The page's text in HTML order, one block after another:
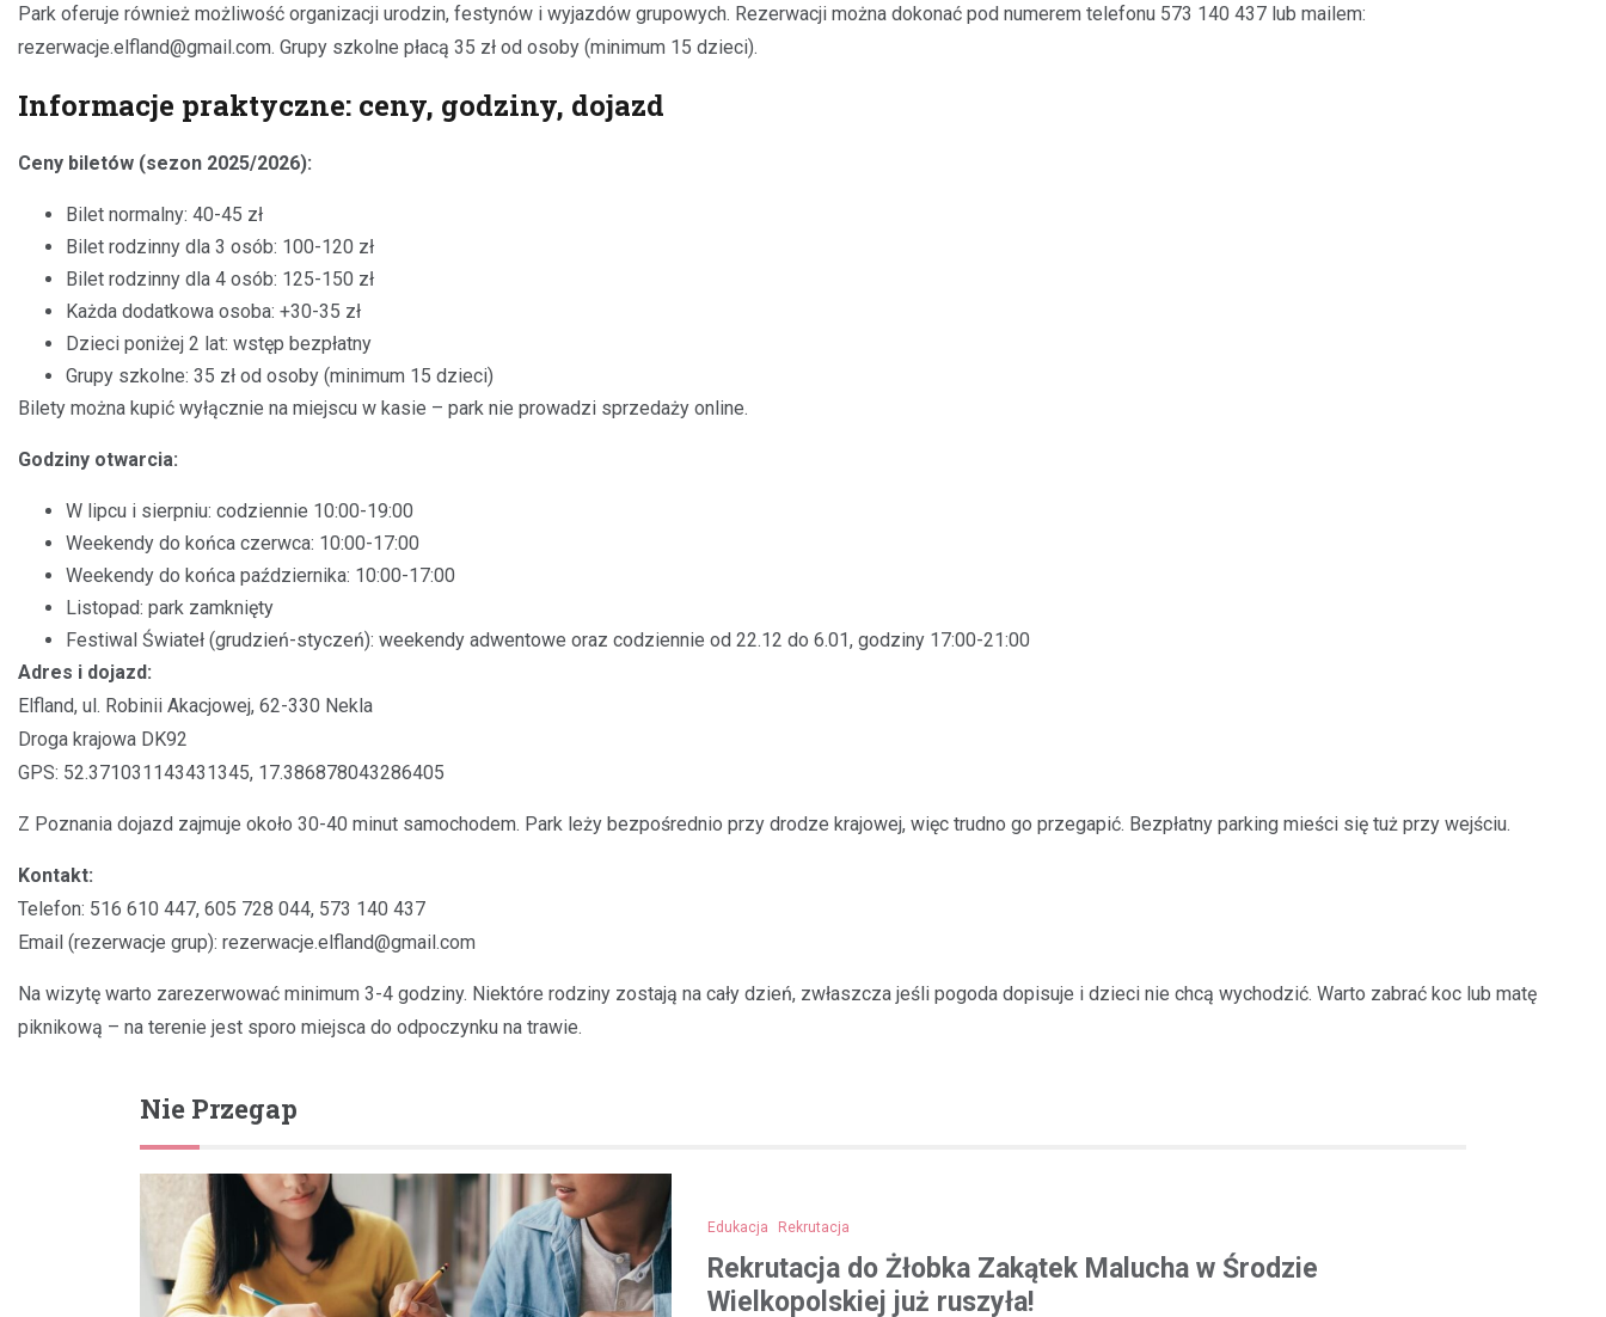
Park oferuje również możliwość organizacji urodzin, festynów i wyjazdów grupowych. Rezerwacji można dokonać pod numerem telefonu 573 140 437 lub mailem:
rezerwacje.elfland@gmail.com. Grupy szkolne płacą 35 zł od osoby (minimum 15 dzieci).
Informacje praktyczne: ceny, godziny, dojazd
Ceny biletów (sezon 2025/2026):
Bilet normalny: 40-45 zł
Bilet rodzinny dla 3 osób: 100-120 zł
Bilet rodzinny dla 4 osób: 125-150 zł
Każda dodatkowa osoba: +30-35 zł
Dzieci poniżej 2 lat: wstęp bezpłatny
Grupy szkolne: 35 zł od osoby (minimum 15 dzieci)
Bilety można kupić wyłącznie na miejscu w kasie – park nie prowadzi sprzedaży online.
Godziny otwarcia:
W lipcu i sierpniu: codziennie 10:00-19:00
Weekendy do końca czerwca: 10:00-17:00
Weekendy do końca października: 10:00-17:00
Listopad: park zamknięty
Festiwal Świateł (grudzień-styczeń): weekendy adwentowe oraz codziennie od 22.12 do 6.01, godziny 17:00-21:00
Adres i dojazd:
Elfland, ul. Robinii Akacjowej, 62-330 Nekla
Droga krajowa DK92
GPS: 52.371031143431345, 17.386878043286405
Z Poznania dojazd zajmuje około 30-40 minut samochodem. Park leży bezpośrednio przy drodze krajowej, więc trudno go przegapić. Bezpłatny parking mieści się tuż przy wejściu.
Kontakt:
Telefon: 516 610 447, 605 728 044, 573 140 437
Email (rezerwacje grup): rezerwacje.elfland@gmail.com
Na wizytę warto zarezerwować minimum 3-4 godziny. Niektóre rodziny zostają na cały dzień, zwłaszcza jeśli pogoda dopisuje i dzieci nie chcą wychodzić. Warto zabrać koc lub matę
piknikową – na terenie jest sporo miejsca do odpoczynku na trawie.
Nie Przegap
Edukacja Rekrutacja
Rekrutacja do Żłobka Zakątek Malucha w Środzie
Wielkopolskiej już ruszyła!